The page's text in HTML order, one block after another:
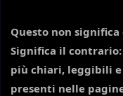
Questo non
Significa il
più chiari, leggibili
presenti nelle